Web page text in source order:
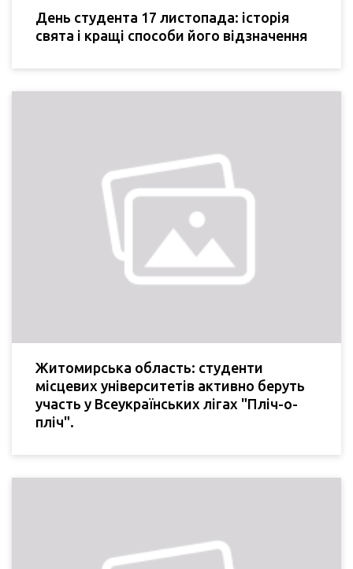
День студента 17 листопада: історія
свята і кращі способи його відзначення
Житомирська область: студенти
місцевих університетів активно беруть
участь у Всеукраїнських лігах "Пліч-о-
пліч".